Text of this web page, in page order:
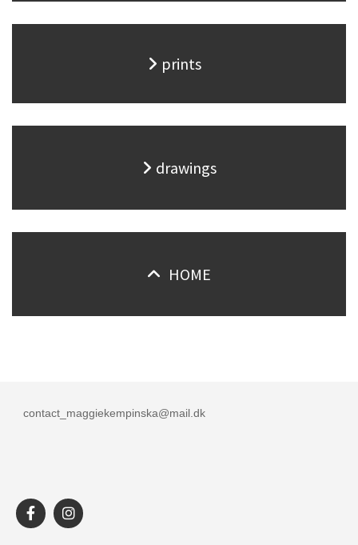
prints
drawings
HOME
contact_maggiekempinska@mail.dk